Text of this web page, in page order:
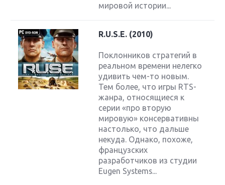
мировой истории...
R.U.S.E. (2010)
Поклонников стратегий в
реальном времени нелегко
удивить чем-то новым.
Тем более, что игры RTS-
жанра, относящиеся к
серии «про вторую
мировую» консервативны
настолько, что дальше
некуда. Однако, похоже,
французских
разработчиков из студии
Eugen Systems...